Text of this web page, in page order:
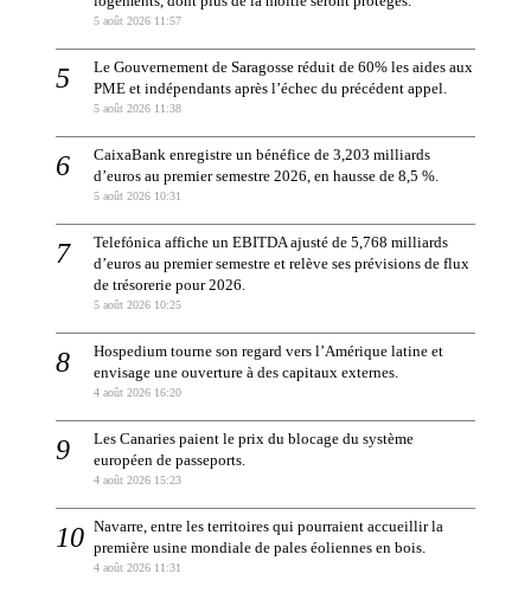
5 août 2026 11:57
Le Gouvernement de Saragosse réduit de 60% les aides aux
PME et indépendants après l’échec du précédent appel.
5 août 2026 11:38
CaixaBank enregistre un bénéfice de 3,203 milliards
d’euros au premier semestre 2026, en hausse de 8,5 %.
5 août 2026 10:31
Telefónica affiche un EBITDA ajusté de 5,768 milliards
d’euros au premier semestre et relève ses prévisions de flux
de trésorerie pour 2026.
5 août 2026 10:25
Hospedium tourne son regard vers l’Amérique latine et
envisage une ouverture à des capitaux externes.
4 août 2026 16:20
Les Canaries paient le prix du blocage du système
européen de passeports.
4 août 2026 15:23
Navarre, entre les territoires qui pourraient accueillir la
première usine mondiale de pales éoliennes en bois.
4 août 2026 11:31